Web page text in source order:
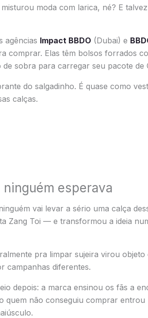
moda com larica, né? E
agências Impact BBDO (Dubai) e
comprar. Elas têm bolsos forrados
sobra para carregar seu pacote
do salgadinho. É quase como
calças.
esperava
vai levar a sério uma calça
Zang Toi — e transformou a ideia
pra limpar sujeira virou
campanhas diferentes.
depois: a marca ensinou os fãs a
quem não conseguiu comprar